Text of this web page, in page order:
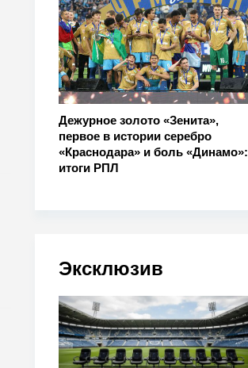
Дежурное золото «Зенита»,
первое в истории серебро
«Краснодара» и боль «Динамо»:
итоги РПЛ
Эксклюзив